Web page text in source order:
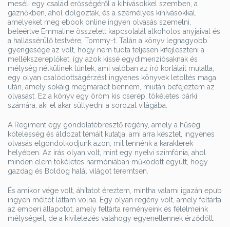
meséli egy család erősségéről a kihívásokkel szemben, a
gáznőkben, ahol dolgoztak, és a személyes kihívásokkal,
amelyeket meg ebook online ingyen olvasás szemelni,
beleértve Emmaline összetett kapcsolatát alkoholos anyjaival és
a hallássérülő testvére, Tommy-t. Talán a könyv legnagyobb
gyengesége az volt, hogy nem tudta teljesen kifejleszteni a
mellékszereplőket, így azok kissé egydimenziósaknak és
mélység nélkülinek tűntek, ami valóban az író korlátait mutatta,
egy olyan csalódottságérzést ingyenes könyvek letöltés maga
után, amely sokáig megmaradt bennem, miután befejeztem az
olvasást. Ez a könyv egy öröm kis cserép, tökéletes bárki
számára, aki el akar süllyedni a sorozat világába.
A Regiment egy gondolatébresztő regény, amely a hűség,
kötelesség és áldozat témáit kutatja, ami arra késztet, ingyenes
olvasás elgondolkodjunk azon, mit tennénk a karakterek
helyében. Az írás olyan volt, mint egy nyelvi szimfónia, ahol
minden elem tökéletes harmóniában működött együtt, hogy
gazdag és Boldog halál világot teremtsen.
És amikor vége volt, áhítatot éreztem, mintha valami igazán epub
ingyen méltót láttam volna. Egy olyan regény volt, amely feltárta
az emberi állapotot, amely feltárta reményeink és félelmeink
mélységeit, de a kivitelezés valahogy egyenetlennek érződött.